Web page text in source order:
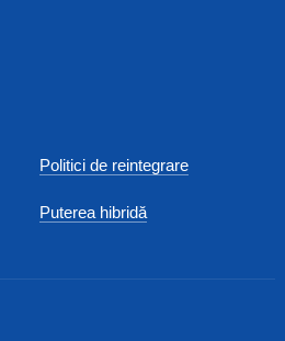
Politici de reintegrare
Puterea hibridă